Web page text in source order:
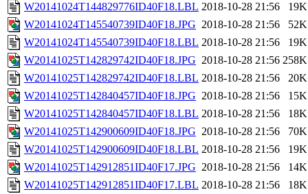
W20141024T144829776ID40F18.LBL 2018-10-28 21:56
19K
W20141024T145540739ID40F18.JPG 2018-10-28 21:56
52K
W20141024T145540739ID40F18.LBL 2018-10-28 21:56
19K
W20141025T142829742ID40F18.JPG 2018-10-28 21:56 258K
W20141025T142829742ID40F18.LBL 2018-10-28 21:56
20K
W20141025T142840457ID40F18.JPG 2018-10-28 21:56
15K
W20141025T142840457ID40F18.LBL 2018-10-28 21:56
18K
W20141025T142900609ID40F18.JPG 2018-10-28 21:56
70K
W20141025T142900609ID40F18.LBL 2018-10-28 21:56
19K
W20141025T142912851ID40F17.JPG 2018-10-28 21:56
14K
W20141025T142912851ID40F17.LBL 2018-10-28 21:56
18K